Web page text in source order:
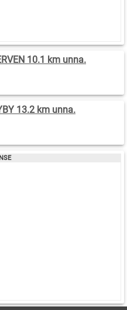
10.1 km unna.
13.2 km unna.